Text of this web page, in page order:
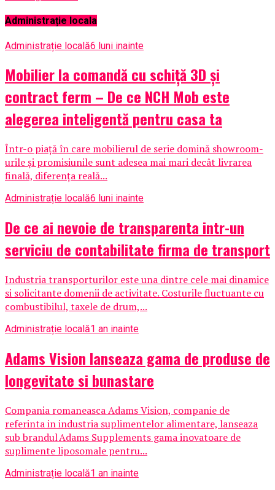
Administrație locala
Administrație locală6 luni inainte
Mobilier la comandă cu schiță 3D și
contract ferm – De ce NCH Mob este
alegerea inteligentă pentru casa ta
Într-o piață în care mobilierul de serie domină showroom-
urile și promisiunile sunt adesea mai mari decât livrarea
finală, diferența reală...
Administrație locală6 luni inainte
De ce ai nevoie de transparenta intr-un
serviciu de contabilitate firma de transport
Industria transporturilor este una dintre cele mai dinamice
si solicitante domenii de activitate. Costurile fluctuante cu
combustibilul, taxele de drum,...
Administrație locală1 an inainte
Adams Vision lanseaza gama de produse de
longevitate si bunastare
Compania romaneasca Adams Vision, companie de
referinta in industria suplimentelor alimentare, lanseaza
sub brandul Adams Supplements gama inovatoare de
suplimente liposomale pentru...
Administrație locală1 an inainte